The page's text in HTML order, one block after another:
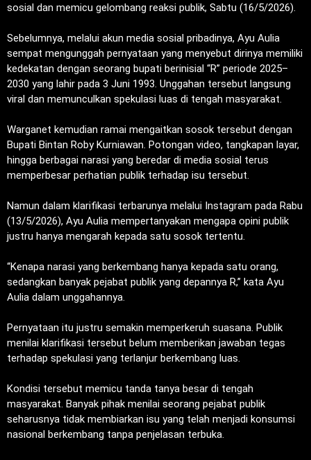
sosial dan memicu gelombang reaksi publik, Sabtu (16/5/2026).
‎Sebelumnya, melalui akun media sosial pribadinya, Ayu Aulia
sempat mengunggah pernyataan yang menyebut dirinya memiliki
kedekatan dengan seorang bupati berinisial “R” periode 2025–
2030 yang lahir pada 3 Juni 1993. Unggahan tersebut langsung
viral dan memunculkan spekulasi luas di tengah masyarakat.
‎Warganet kemudian ramai mengaitkan sosok tersebut dengan
Bupati Bintan Roby Kurniawan. Potongan video, tangkapan layar,
hingga berbagai narasi yang beredar di media sosial terus
memperbesar perhatian publik terhadap isu tersebut.
‎Namun dalam klarifikasi terbarunya melalui Instagram pada Rabu
(13/5/2026), Ayu Aulia mempertanyakan mengapa opini publik
justru hanya mengarah kepada satu sosok tertentu.
‎“Kenapa narasi yang berkembang hanya kepada satu orang,
sedangkan banyak pejabat publik yang depannya R,” kata Ayu
Aulia dalam unggahannya.
‎Pernyataan itu justru semakin memperkeruh suasana. Publik
menilai klarifikasi tersebut belum memberikan jawaban tegas
terhadap spekulasi yang terlanjur berkembang luas.
‎Kondisi tersebut memicu tanda tanya besar di tengah
masyarakat. Banyak pihak menilai seorang pejabat publik
seharusnya tidak membiarkan isu yang telah menjadi konsumsi
nasional berkembang tanpa penjelasan terbuka.